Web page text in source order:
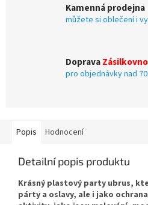
Kamenná prodejna
můžete si oblečení i
Doprava
pro objednávky nad
Popis Hodnocení
Detailní popis produktu
Krásný plastový party ubrus,
párty a oslavy, ale i jako